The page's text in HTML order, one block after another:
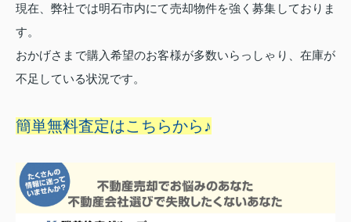
現在、弊社では明石市内にて売却物件を強く募集しておりま
す。
おかげさまで購入希望のお客様が多数いらっしゃり、在庫が
不足している状況です。
簡単無料査定はこちらから♪